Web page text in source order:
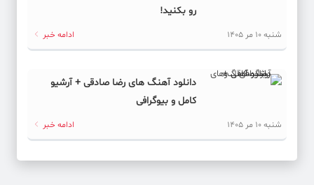
رو بکنید!
شنبه 10 مر 1405 ادامه خبر
دانلود آهنگ های رضا صادقی + آرشیو
کامل و بیوگرافی
شنبه 10 مر 1405 ادامه خبر